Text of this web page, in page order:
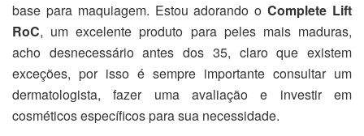
base para maquiagem. Estou adorando oComplete Lift
RoC, um excelente produto para peles mais maduras,
acho desnecessário antes dos 35, claro que existem
exceções, por isso é sempre importante consultar um
dermatologista, fazer uma avaliação e investir em
cosméticos específicos para sua necessidade.